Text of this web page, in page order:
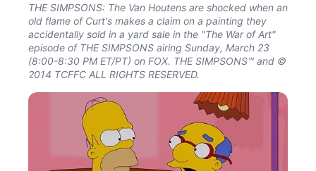
THE SIMPSONS: The Van Houtens are shocked when an
old flame of Curt's makes a claim on a painting they
accidentally sold in a yard sale in the "The War of Art"
episode of THE SIMPSONS airing Sunday, March 23
(8:00-8:30 PM ET/PT) on FOX. THE SIMPSONS™ and ©
2014 TCFFC ALL RIGHTS RESERVED.